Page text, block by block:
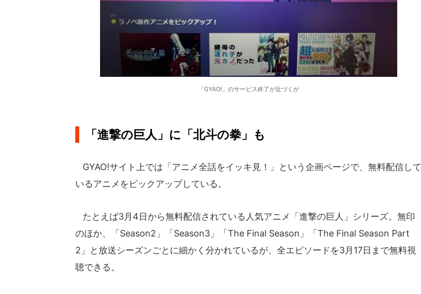
「GYAO!」のサービス終了が近づくが
「進撃の巨人」に「北斗の拳」も
GYAO!サイト上では「アニメ全話をイッキ見！」という企画ページで、無料配信して
いるアニメをピックアップしている。
たとえば3月4日から無料配信されている人気アニメ「進撃の巨人」シリーズ。無印
のほか、「Season2」「Season3」「The Final Season」「The Final Season Part
2」と放送シーズンごとに細かく分かれているが、全エピソードを3月17日まで無料視
聴できる。